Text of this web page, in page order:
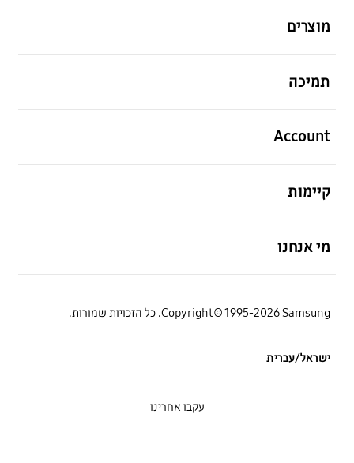
מוצרים
תמיכה
Account
קיימות
מי אנחנו
Copyright© 1995-2026 Samsung. כל הזכויות שמורות.
ישראל/עברית
עקבו אחרינו